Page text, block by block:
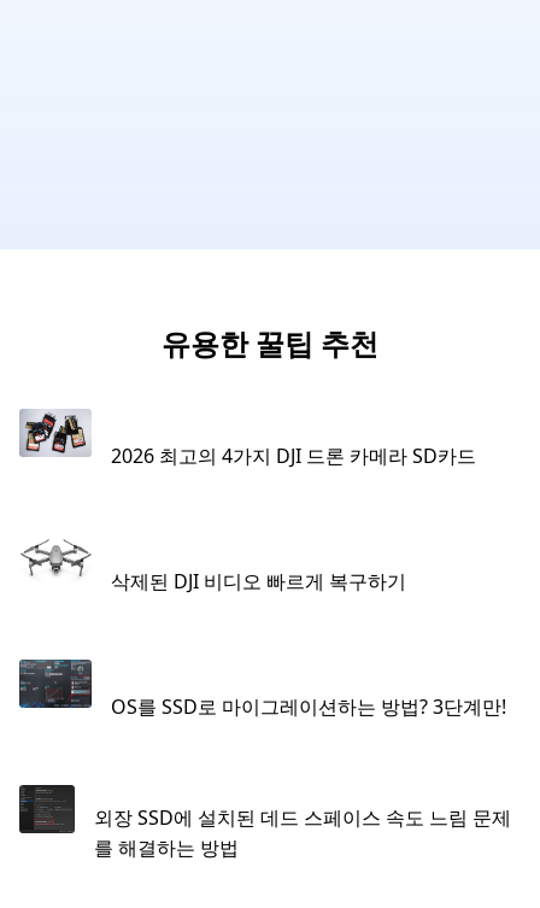
유용한 꿀팁 추천
2026 최고의 4가지 DJI 드론 카메라 SD카드
삭제된 DJI 비디오 빠르게 복구하기
OS를 SSD로 마이그레이션하는 방법? 3단계만!
외장 SSD에 설치된 데드 스페이스 속도 느림 문제
를 해결하는 방법